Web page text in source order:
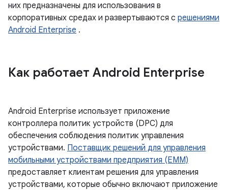
них предназначены для использования в
корпоративных средах и развертываются с решениями
Android Enterprise .
Как работает Android Enterprise
Android Enterprise использует приложение
контроллера политик устройств (DPC) для
обеспечения соблюдения политик управления
устройствами. Поставщик решений для управления
мобильными устройствами предприятия (EMM)
предоставляет клиентам решения для управления
устройствами, которые обычно включают приложение